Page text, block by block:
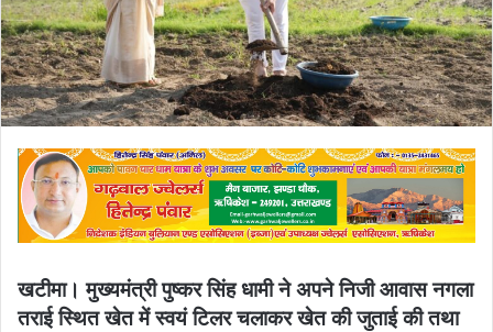
खटीमा। मुख्यमंत्री पुष्कर सिंह धामी ने अपने निजी आवास नगला
तराई स्थित खेत में स्वयं टिलर चलाकर खेत की जुताई की तथा